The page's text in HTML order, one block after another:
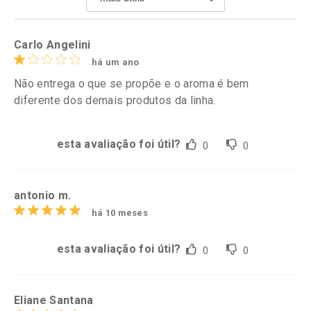
Por R$ 37,25/cada
Por R$ 17,59/cada
Carlo Angelini
há um ano
Não entrega o que se propõe e o aroma é bem
diferente dos demais produtos da linha.
esta avaliação foi útil? 0 0
antonio m.
há 10 meses
esta avaliação foi útil? 0 0
Eliane Santana